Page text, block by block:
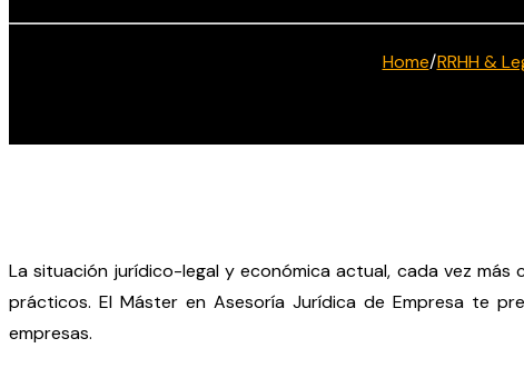
Home/RRHH &
La situación jurídico-legal y económica actual, cada vez
prácticos. El Máster en Asesoría Jurídica de Empresa te
empresas.